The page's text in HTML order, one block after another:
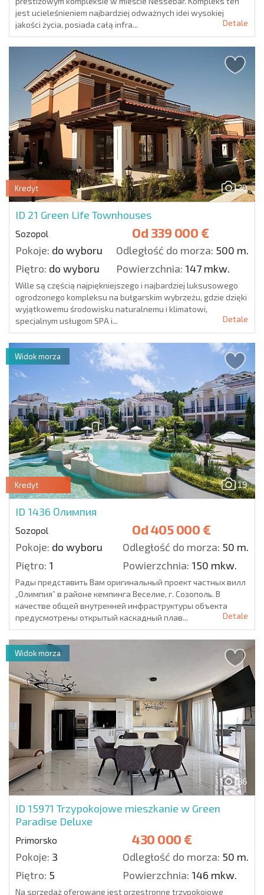
jest ucieleśnieniem najbardziej odważnych idei wysokiej
jakości życia, posiada całą infra...
Detale
30
Kredyt
ID 21 Green Life Townhouses
Sozopol Od 339 000 €
Pokoje: do wyboru Odległość do morza: 500 m.
Piętro: do wyboru Powierzchnia: 147 mkw.
Wille są częścią najpiękniejszego i najbardziej luksusowego
ogrodzonego kompleksu na bułgarskim wybrzeżu, gdzie dzięki
wyjątkowemu środowisku naturalnemu i klimatowi,
specjalnym usługom SPA i...
Detale
19
Kredyt
ID 1436 Олимпия
Sozopol Od405 000 €
Pokoje: do wyboru Odległość do morza: 50 m.
Piętro: 1 Powierzchnia: 150 mkw.
Widok morza
Рады представить Вам оригинальный проект частных вилл
„Олимпия” в районе кемпинга Веселие, г. Созополь. В
качестве общей внутренней инфраструктуры объекта
предусмотрены открытый каскадный плав...
Detale
36
ID 15971 Trzypokojowe mieszkanie w Green
Paradise Deluxe
Primorsko 430 000 €
Pokoje: 3 Odległość do morza: 50 m.
Piętro: 5 Powierzchnia: 146 mkw.
Widok morza
Na sprzedaż oferowane jest przestronne trzypokojowe